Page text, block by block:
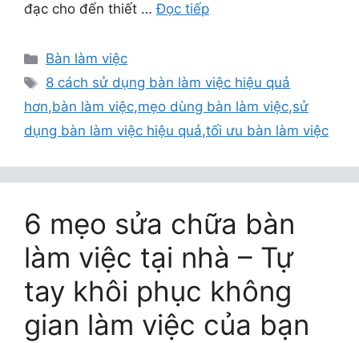
đạc cho đến thiết …Đọc tiếp
Danh
mục
Bàn làm việc
Thẻ
8 cách sử dụng bàn làm việc hiệu quả
hơn,bàn làm việc,mẹo dùng bàn làm việc,sử
dụng bàn làm việc hiệu quả,tối ưu bàn làm việc
6 mẹo sửa chữa bàn
làm việc tại nhà – Tự
tay khôi phục không
gian làm việc của bạn